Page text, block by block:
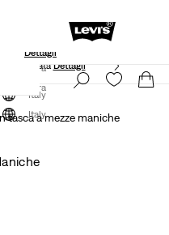
ottengono il 20% di sconto
Dettagli
Iscriviti ora
Italy
Aggiornata Dettagli
Iscriviti ora
Italy
tasca a mezze maniche